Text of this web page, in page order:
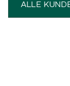
ALLE